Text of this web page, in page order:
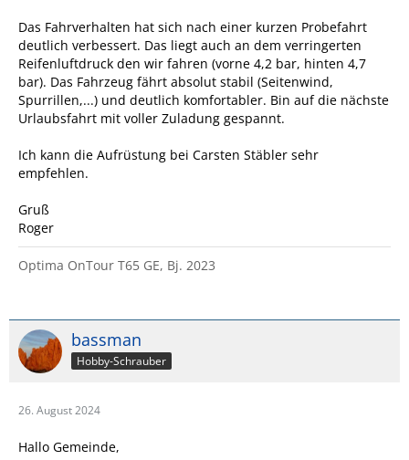
Das Fahrverhalten hat sich nach einer kurzen Probefahrt
deutlich verbessert. Das liegt auch an dem verringerten
Reifenluftdruck den wir fahren (vorne 4,2 bar, hinten 4,7
bar). Das Fahrzeug fährt absolut stabil (Seitenwind,
Spurrillen,...) und deutlich komfortabler. Bin auf die nächste
Urlaubsfahrt mit voller Zuladung gespannt.
Ich kann die Aufrüstung bei Carsten Stäbler sehr
empfehlen.
Gruß
Roger
Optima OnTour T65 GE, Bj. 2023
bassman
Hobby-Schrauber
26. August 2024
Hallo Gemeinde,